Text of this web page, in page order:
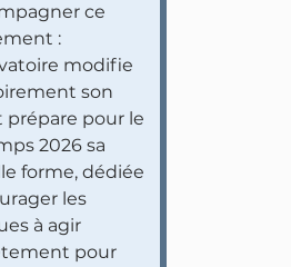
ce
:
modifie
son
prépare pour le
2026 sa
forme, dédiée
les
à agir
pour